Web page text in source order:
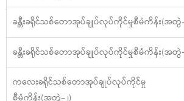
ခန္တီးခရိုင်သစ်တောအုပ်ချုပ်လုပ်ကိုင်မှုစီမံကိန်း(အတွဲ
ခန္တီးခရိုင်သစ်တောအုပ်ချုပ်လုပ်ကိုင်မှုစီမံကိန်း(အတွဲ
ကလေးခရိုင်သစ်တောအုပ်ချုပ်လုပ်ကိုင်မှု
စီမံကိန်း(အတွဲ−၂)